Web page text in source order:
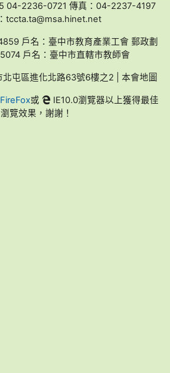
04-2236-0721 傳真：04-2237-4197
tccta.ta@msa.hinet.net
戶名：臺中市教育產業工會 郵政劃
戶名：臺中市直轄市教師會
屯區進化北路63號6樓之2 | 本會地圖
或
IE10.0瀏覽器以上獲得最佳
瀏覽效果，謝謝！